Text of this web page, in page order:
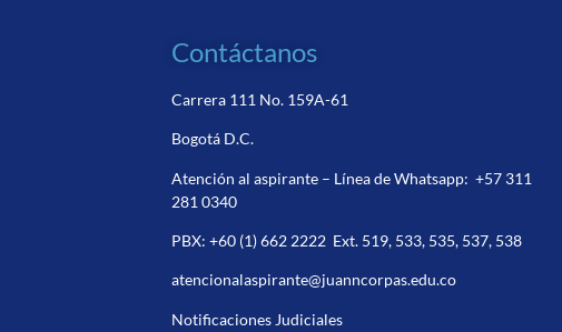
Contáctanos
Carrera 111 No. 159A-61
Bogotá D.C.
Atención al aspirante – Línea de Whatsapp:+57 311
281 0340
PBX:+60 (1) 662 2222 Ext. 519, 533, 535, 537, 538
atencionalaspirante@juanncorpas.edu.co
Notificaciones Judiciales